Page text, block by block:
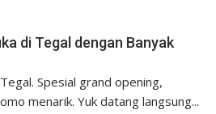
di Tegal dengan Banyak
Spesial grand opening,
menarik. Yuk datang langsung...